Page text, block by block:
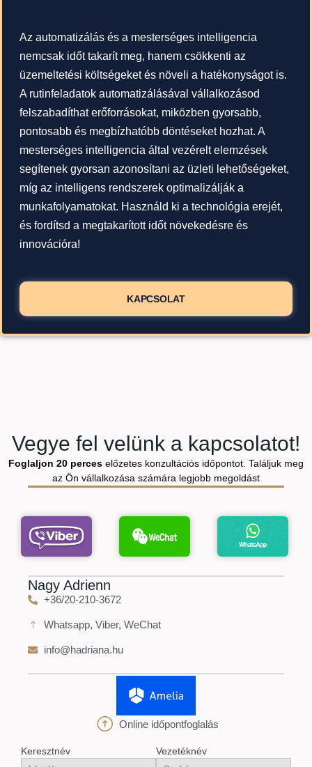
Az automatizálás és a mesterséges intelligencia
nemcsak időt takarít meg, hanem csökkenti az
üzemeltetési költségeket és növeli a hatékonyságot is.
A rutinfeladatok automatizálásával vállalkozásod
felszabadíthat erőforrásokat, miközben gyorsabb,
pontosabb és megbízhatóbb döntéseket hozhat. A
mesterséges intelligencia által vezérelt elemzések
segítenek gyorsan azonosítani az üzleti lehetőségeket,
míg az intelligens rendszerek optimalizálják a
munkafolyamatokat. Használd ki a technológia erejét,
és fordítsd a megtakarított időt növekedésre és
innovációra!
KAPCSOLAT
Vegye fel velünk a kapcsolatot!
Foglaljon 20 perces előzetes konzultációs időpontot. Találjuk meg
az Ön vállalkozása számára legjobb megoldást
Nagy Adrienn
+36/20-210-3672
Whatsapp, Viber, WeChat
info@hadriana.hu
Online időpontfoglalás
Keresztnév Vezetéknév